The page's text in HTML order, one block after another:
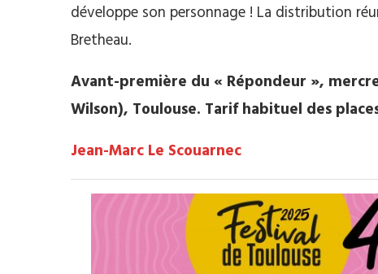
développe son personnage ! La distribution
Bretheau.
Avant-première du « Répondeur »,
Wilson), Toulouse. Tarif habituel des
Jean-Marc Le Scouarnec